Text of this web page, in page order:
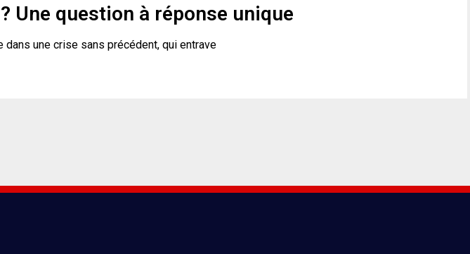
Une question à réponse unique
dans une crise sans précédent, qui entrave